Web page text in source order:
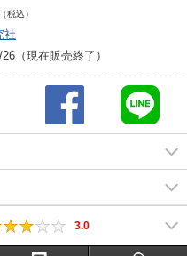
（税込）
社
（現在販売終了）
3.0